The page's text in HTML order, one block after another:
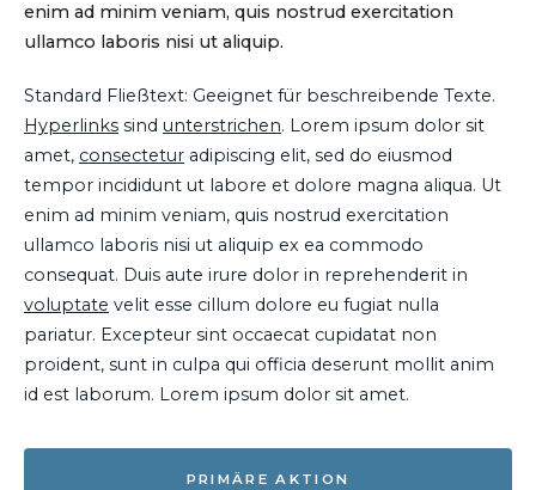
enim ad minim veniam, quis nostrud exercitation
ullamco laboris nisi ut aliquip.
Standard Fließtext: Geeignet für beschreibende Texte.
Hyperlinks sind unterstrichen. Lorem ipsum dolor sit
amet, consectetur adipiscing elit, sed do eiusmod
tempor incididunt ut labore et dolore magna aliqua. Ut
enim ad minim veniam, quis nostrud exercitation
ullamco laboris nisi ut aliquip ex ea commodo
consequat. Duis aute irure dolor in reprehenderit in
voluptate velit esse cillum dolore eu fugiat nulla
pariatur. Excepteur sint occaecat cupidatat non
proident, sunt in culpa qui officia deserunt mollit anim
id est laborum. Lorem ipsum dolor sit amet.
PRIMÄRE AKTION